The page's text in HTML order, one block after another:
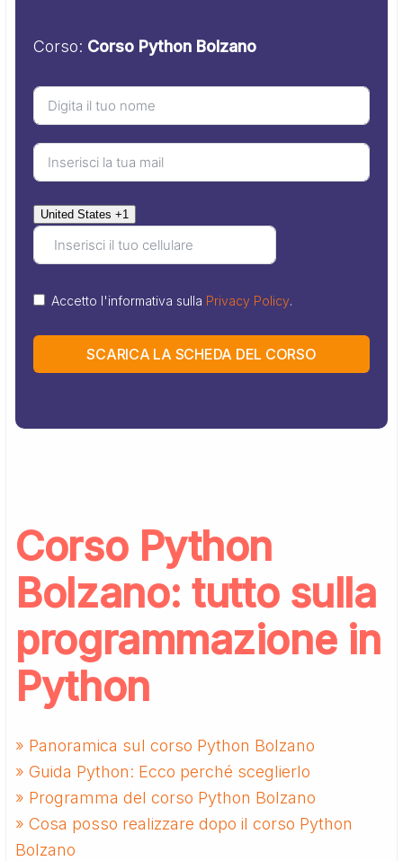
Corso: Corso Python Bolzano
United States +1
Accetto l'informativa sulla Privacy Policy.
SCARICA LA SCHEDA DEL CORSO
Corso Python
Bolzano: tutto sulla
programmazione in
Python
» Panoramica sul corso Python Bolzano
» Guida Python: Ecco perché sceglierlo
» Programma del corso Python Bolzano
» Cosa posso realizzare dopo il corso Python
Bolzano